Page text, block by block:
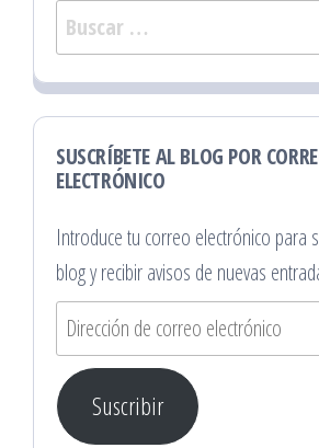
Buscar:
SUSCRÍBETE AL BLOG POR
ELECTRÓNICO
Introduce tu correo electrónico para
blog y recibir avisos de nuevas
Dirección
de
correo
electrónico
Suscribir